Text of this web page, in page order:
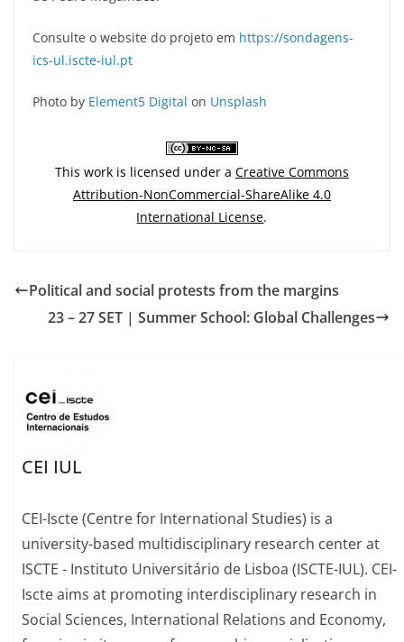
Consulte o website do projeto em https://sondagens-
ics-ul.iscte-iul.pt
Photo by Element5 Digital on Unsplash
This work is licensed under a Creative Commons
Attribution-NonCommercial-ShareAlike 4.0
International License.
Political and social protests from the margins
23 – 27 SET | Summer School: Global Challenges
CEI IUL
CEI-Iscte (Centre for International Studies) is a
university-based multidisciplinary research center at
ISCTE - Instituto Universitário de Lisboa (ISCTE-IUL). CEI-
Iscte aims at promoting interdisciplinary research in
Social Sciences, International Relations and Economy,